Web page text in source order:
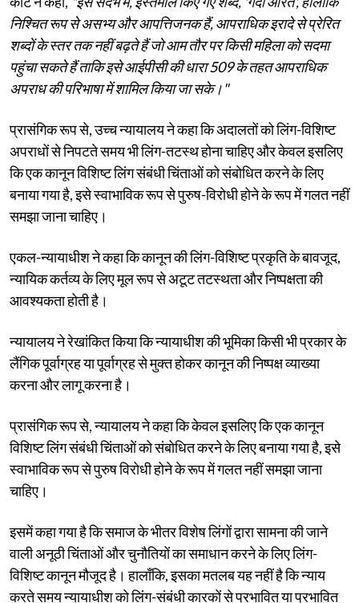
निश्चित रूप से असभ्य और आपत्तिजनक हैं, आपराधिक इरादे से प्रेरित
शब्दों के स्तर तक नहीं बढ़ते हैं जो आम तौर पर किसी महिला को सदमा
पहुंचा सकते हैं ताकि इसे आईपीसी की धारा 509 के तहत आपराधिक
अपराध की परिभाषा में शामिल किया जा सके।"
प्रासंगिक रूप से, उच्च न्यायालय ने कहा कि अदालतों को लिंग-विशिष्ट
अपराधों से निपटते समय भी लिंग-तटस्थ होना चाहिए और केवल इसलिए
कि एक कानून विशिष्ट लिंग संबंधी चिंताओं को संबोधित करने के लिए
बनाया गया है, इसे स्वाभाविक रूप से पुरुष-विरोधी होने के रूप में गलत नहीं
समझा जाना चाहिए।
एकल-न्यायाधीश ने कहा कि कानून की लिंग-विशिष्ट प्रकृति के बावजूद,
न्यायिक कर्तव्य के लिए मूल रूप से अटूट तटस्थता और निष्पक्षता की
आवश्यकता होती है।
न्यायालय ने रेखांकित किया कि न्यायाधीश की भूमिका किसी भी प्रकार के
लैंगिक पूर्वाग्रह या पूर्वाग्रह से मुक्त होकर कानून की निष्पक्ष व्याख्या
करना और लागू करना है।
प्रासंगिक रूप से, न्यायालय ने कहा कि केवल इसलिए कि एक कानून
विशिष्ट लिंग संबंधी चिंताओं को संबोधित करने के लिए बनाया गया है, इसे
स्वाभाविक रूप से पुरुष विरोधी होने के रूप में गलत नहीं समझा जाना
चाहिए।
इसमें कहा गया है कि समाज के भीतर विशेष लिंगों द्वारा सामना की जाने
वाली अनूठी चिंताओं और चुनौतियों का समाधान करने के लिए लिंग-
विशिष्ट कानून मौजूद है। हालाँकि, इसका मतलब यह नहीं है कि न्याय
करते समय न्यायाधीश को लिंग-संबंधी कारकों से प्रभावित या प्रभावित